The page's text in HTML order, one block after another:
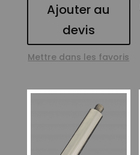
Ajouter au
devis
Mettre dans les favoris